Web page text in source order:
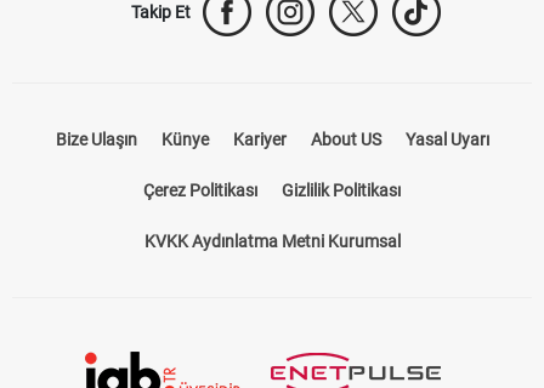
Takip Et
Bize Ulaşın Künye Kariyer About US Yasal Uyarı
Çerez Politikası Gizlilik Politikası
KVKK Aydınlatma Metni Kurumsal